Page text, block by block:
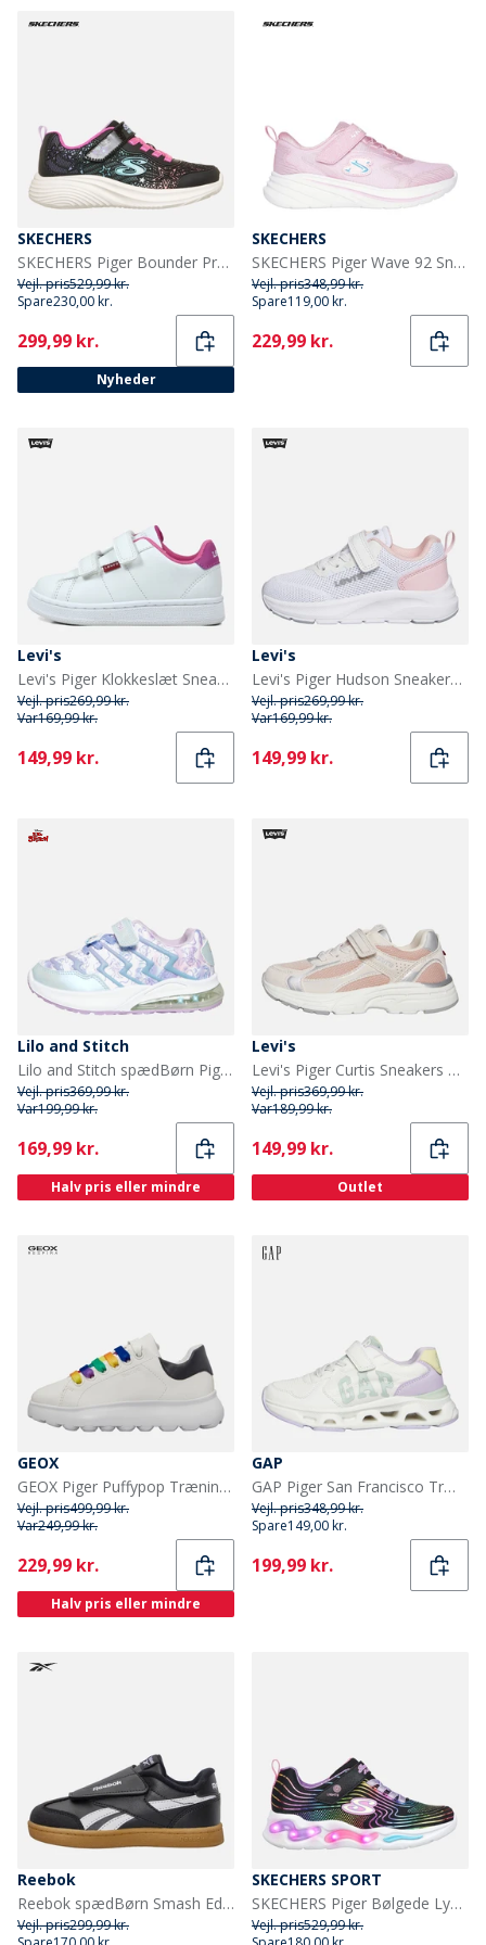
SKECHERS
SKECHERS Piger Bounder Pro Sneakers Sort
Vejl. pris529,99 kr.
Spare230,00 kr.
Current
299,99 kr.
Nyheder
SKECHERS
SKECHERS Piger Wave 92 Sneakers Lyserød
Vejl. pris348,99 kr.
Spare119,00 kr.
Current
229,99 kr.
Levi's
Levi's Piger Klokkeslæt Sneakers White Fuxia 0069
Vejl. pris269,99 kr.
Var169,99 kr.
Current
149,99 kr.
Levi's
Levi's Piger Hudson Sneakers White Rose 2900
Vejl. pris269,99 kr.
Var169,99 kr.
Current
149,99 kr.
Lilo and Stitch
Lilo and Stitch spædBørn Piger Gambia Prægning Lysende Sko Lilla / Multi
Vejl. pris369,99 kr.
Var199,99 kr.
Current
169,99 kr.
Halv pris eller mindre
Levi's
Levi's Piger Curtis Sneakers Pastel Pink 0310
Vejl. pris369,99 kr.
Var189,99 kr.
Current
149,99 kr.
Outlet
GEOX
GEOX Piger Puffypop Træningssko Hvid/Fuchsia
Vejl. pris499,99 kr.
Var249,99 kr.
Current
229,99 kr.
Halv pris eller mindre
GAP
GAP Piger San Francisco Træningssko Off White Lilla Citron Off-White Liliac Citron
Vejl. pris348,99 kr.
Spare149,00 kr.
Current
199,99 kr.
Reebok
Reebok spædBørn Smash Edge Velcro Træningssko Sort/Hvid/Gum
Vejl. pris299,99 kr.
SKECHERS SPORT
SKECHERS Piger Bølgede Lys Sneakers Sort
Vejl. pris529,99 kr.